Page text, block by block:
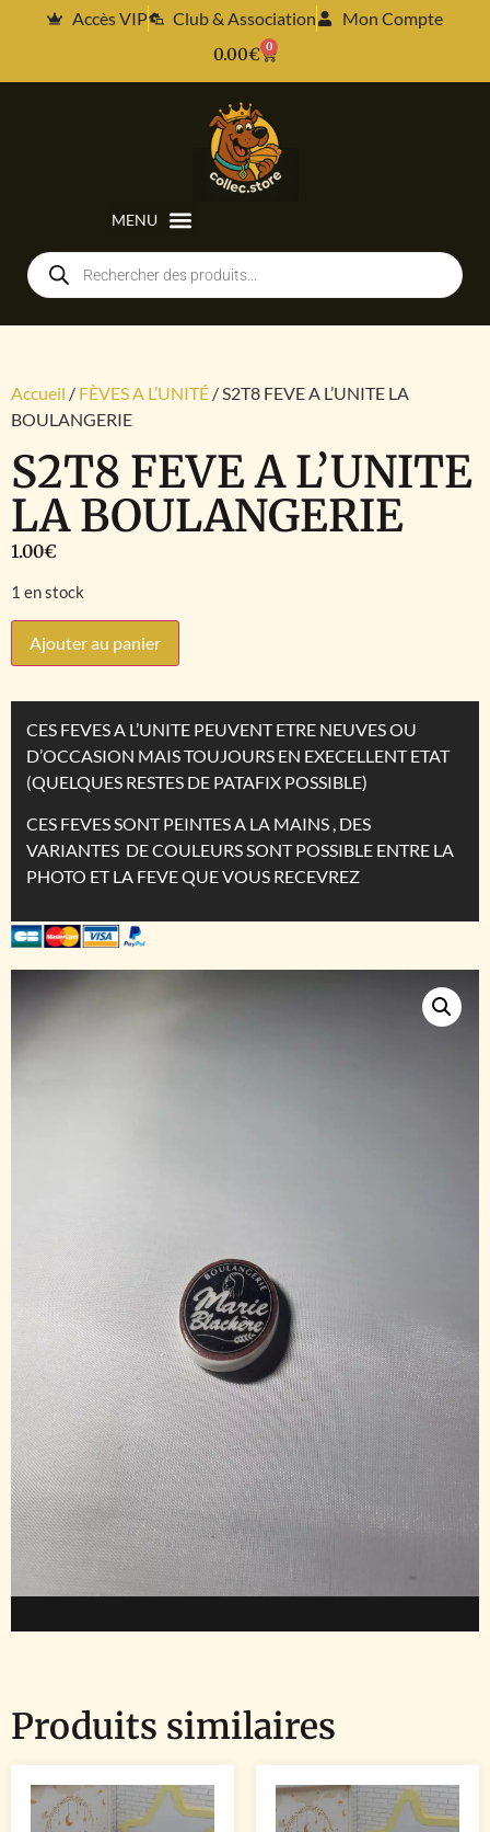
Accès VIP Club & Association
Mon Compte
0.00€ 0
Accueil / FÈVES A L’UNITÉ / S2T8 FEVE A L’UNITE LA
BOULANGERIE
S2T8 FEVE A L’UNITE
LA BOULANGERIE
1.00€
1 en stock
Ajouter au panier
CES FEVES A L’UNITE PEUVENT ETRE NEUVES OU
D’OCCASION MAIS TOUJOURS EN EXECELLENT ETAT
(QUELQUES RESTES DE PATAFIX POSSIBLE)
CES FEVES SONT PEINTES A LA MAINS , DES
VARIANTES DE COULEURS SONT POSSIBLE ENTRE LA
PHOTO ET LA FEVE QUE VOUS RECEVREZ
Produits similaires